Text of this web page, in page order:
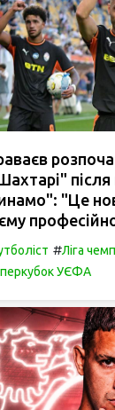
"Це
#Ліга
УЄФА